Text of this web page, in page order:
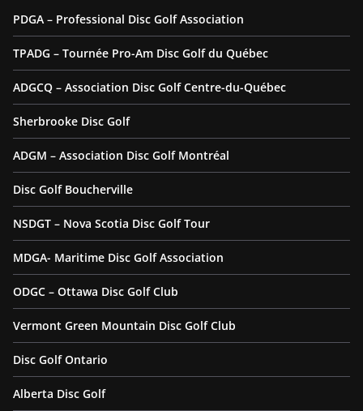
PDGA – Professional Disc Golf Association
TPADG – Tournée Pro-Am Disc Golf du Québec
ADGCQ – Association Disc Golf Centre-du-Québec
Sherbrooke Disc Golf
ADGM – Association Disc Golf Montréal
Disc Golf Boucherville
NSDGT – Nova Scotia Disc Golf Tour
MDGA- Maritime Disc Golf Association
ODGC – Ottawa Disc Golf Club
Vermont Green Mountain Disc Golf Club
Disc Golf Ontario
Alberta Disc Golf